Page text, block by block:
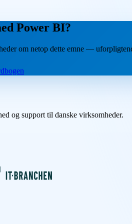
Power BI?
om netop dette emne —
og support til danske virksomheder.